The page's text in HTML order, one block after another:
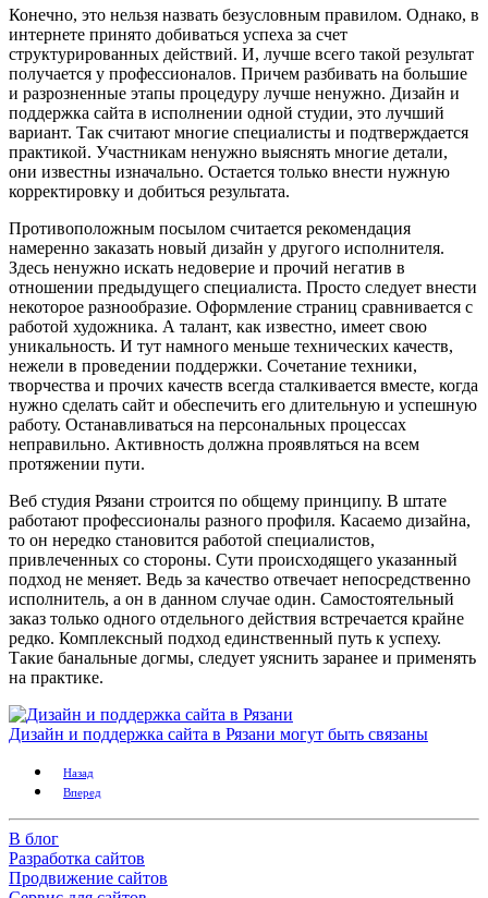
Конечно, это нельзя назвать безусловным правилом. Однако, в
интернете принято добиваться успеха за счет
структурированных действий. И, лучше всего такой результат
получается у профессионалов. Причем разбивать на большие
и разрозненные этапы процедуру лучше ненужно. Дизайн и
поддержка сайта в исполнении одной студии, это лучший
вариант. Так считают многие специалисты и подтверждается
практикой. Участникам ненужно выяснять многие детали,
они известны изначально. Остается только внести нужную
корректировку и добиться результата.
Противоположным посылом считается рекомендация
намеренно заказать новый дизайн у другого исполнителя.
Здесь ненужно искать недоверие и прочий негатив в
отношении предыдущего специалиста. Просто следует внести
некоторое разнообразие. Оформление страниц сравнивается с
работой художника. А талант, как известно, имеет свою
уникальность. И тут намного меньше технических качеств,
нежели в проведении поддержки. Сочетание техники,
творчества и прочих качеств всегда сталкивается вместе, когда
нужно сделать сайт и обеспечить его длительную и успешную
работу. Останавливаться на персональных процессах
неправильно. Активность должна проявляться на всем
протяжении пути.
Веб студия Рязани строится по общему принципу. В штате
работают профессионалы разного профиля. Касаемо дизайна,
то он нередко становится работой специалистов,
привлеченных со стороны. Сути происходящего указанный
подход не меняет. Ведь за качество отвечает непосредственно
исполнитель, а он в данном случае один. Самостоятельный
заказ только одного отдельного действия встречается крайне
редко. Комплексный подход единственный путь к успеху.
Такие банальные догмы, следует уяснить заранее и применять
на практике.
Дизайн и поддержка сайта в Рязани могут быть связаны
Назад
Вперед
В блог
Разработка сайтов
Продвижение сайтов